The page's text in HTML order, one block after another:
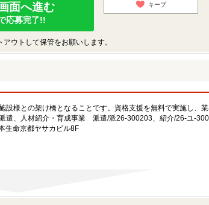
面へ進む
応募完了!!
キープ
ウトして保管をお願いします。
設様との架け橋となることです。資格支援を無料で実施し、
遣、人材紹介・育成事業 派遣/派26-300203、紹介/26-ユ-
生命京都ヤサカビル8F